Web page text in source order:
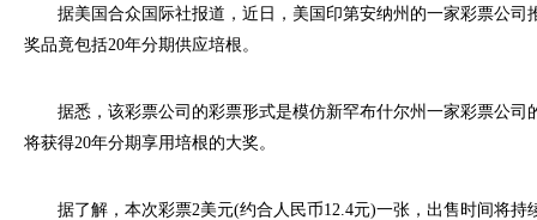
据美国合众国际社报道，近日，美国印第安纳州的一家彩票公司
奖品竟包括20年分期供应培根。
据悉，该彩票公司的彩票形式是模仿新罕布什尔州一家彩票公司
将获得20年分期享用培根的大奖。
据了解，本次彩票2美元(约合人民币12.4元)一张，出售时间将持